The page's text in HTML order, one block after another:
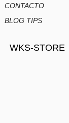
CONTACTO
BLOG TIPS
WKS-STORE